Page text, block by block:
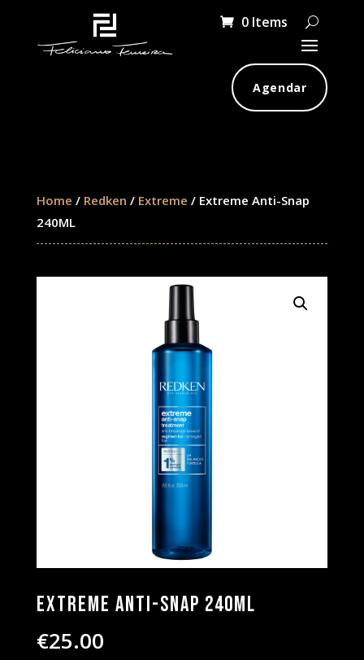
0 Items
Agendar
Home / Redken / Extreme / Extreme Anti-Snap
240ML
Extreme Anti-Snap 240ML
€25.00